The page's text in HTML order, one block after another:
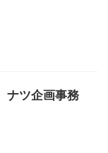
ツ企画事務